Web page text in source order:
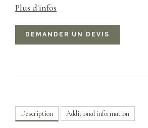
Plus d'infos
DEMANDER UN DEVIS
Description Additional information